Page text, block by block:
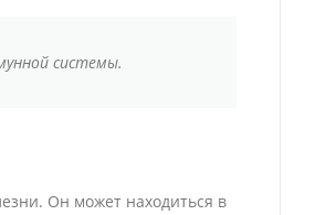
системы.
Он может находиться в